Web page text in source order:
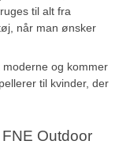
til alt fra
når man ønsker
og kommer
til kvinder, der
Outdoor